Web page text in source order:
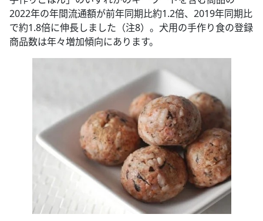
2022年の年間流通額が前年同期比約1.2倍、2019年同期比
で約1.8倍に伸長しました（注8）。犬用の手作り食の登録
商品数は年々増加傾向にあります。